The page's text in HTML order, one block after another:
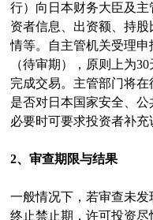
行）向日本财务大臣及
资者信息、出资额、持
情等。自主管机关受理
（待审期），原则上为
完成交易。主管部门将
是否对日本国家安全、公
必要时可要求投资者补
2、审查期限与结果
一般情况下，若审查未
终止禁止期，许可投资